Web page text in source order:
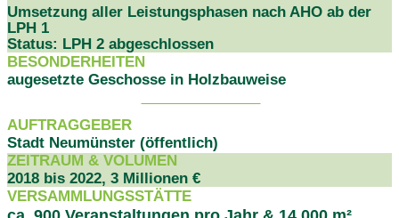
Umsetzung aller Leistungsphasen nach AHO ab der
LPH 1
Status: LPH 2 abgeschlossen
BESONDERHEITEN
augesetzte Geschosse in Holzbauweise
AUFTRAGGEBER
Stadt Neumünster (öffentlich)
ZEITRAUM & VOLUMEN
2018 bis 2022, 3 Millionen €
VERSAMMLUNGSSTÄTTE